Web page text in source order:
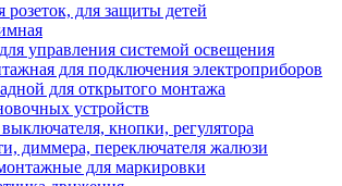
розеток, для защиты детей
управления системой освещения
для подключения электроприборов
для открытого монтажа
устройств
кнопки, регулятора
диммера, переключателя жалюзи
для маркировки